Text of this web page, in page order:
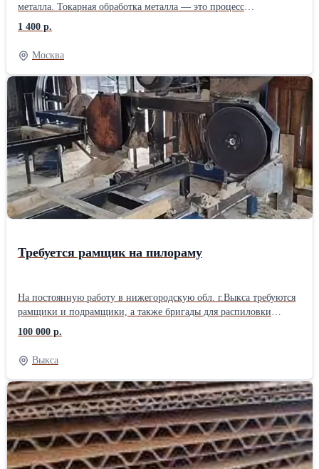
металла. Токарная обработка металла — это процесс
механической обработки, при котором заготовка вращается
вокруг своей оси, а инструмент (обычно токарный резец)
перемещается по радиусу и длине детали, удаляя материал и
придавая изделию нужную форму и размеры. Этот метод
широко используется для создания цилиндрических, конусных и
других сложных форм. Токарная обработка применяется в
различных отраслях промышленности, таких как
машиностроение, автомобилестроение, авиастроение и других,
где требуется высокая точность изготовления деталей. Токарные
работы: от 1 400 руб./ч. Срочные токарные работы: от 2000 руб./
ч. Токарные работы минимальный заказ от 20 000 руб. Другие
услуги по обработке металла смотрите на официальном сайте
«Стальинтекс Трейд»
1 400 р.
Москва
Требуется рамщик на пилораму
На постоянную работу в нижегородскую обл. г.Выкса требуются
рамщики и подрамщики, а также бригады для распиловки
кругляка (6м хвоя) на обрезной пиломатериал, 1700руб/м3 за
первый и второй сорт. Стабильная зарплата два раза в месяц.
График работы, вахтовый метод, или 5-6 дневка. Вахтовикам
100 000 р.
Выкса